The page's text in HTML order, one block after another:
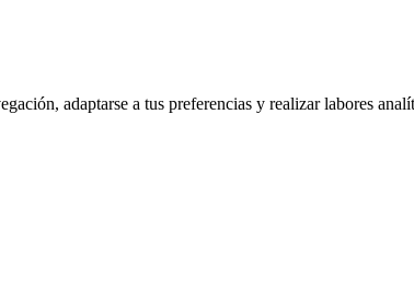
adaptarse a tus preferencias y realizar labores